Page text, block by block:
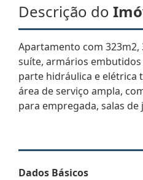
Descrição do
Apartamento com 323m2,
suíte, armários
parte hidráulica e elétrica
área de serviço ampla,
para empregada, salas de
Dados Básicos